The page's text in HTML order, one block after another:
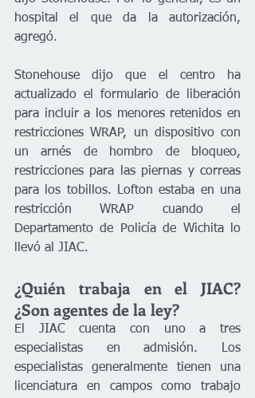
hospital el que da la autorización,
agregó.
Stonehouse dijo que el centro ha
actualizado el formulario de liberación
para incluir a los menores retenidos en
restricciones WRAP, un dispositivo con
un arnés de hombro de bloqueo,
restricciones para las piernas y correas
para los tobillos. Lofton estaba en una
restricción WRAP cuando el
Departamento de Policía de Wichita lo
llevó al JIAC.
¿Quién trabaja en el JIAC?
¿Son agentes de la ley?
El JIAC cuenta con uno a tres
especialistas en admisión. Los
especialistas generalmente tienen una
licenciatura en campos como trabajo